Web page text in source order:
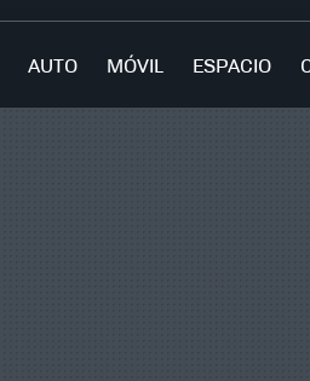
AUTO MÓVIL ESPACIO